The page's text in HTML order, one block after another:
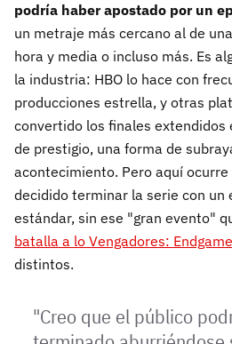
podría haber apostado por un
un metraje más cercano al de
hora y media o incluso más. Es
la industria: HBO lo hace con
producciones estrella, y otras
convertido los finales extendidos
de prestigio, una forma de
acontecimiento. Pero aquí
decidido terminar la serie con un
estándar, sin ese "gran evento"
batalla a lo Vengadores: Endgame
distintos.
"Creo que el público